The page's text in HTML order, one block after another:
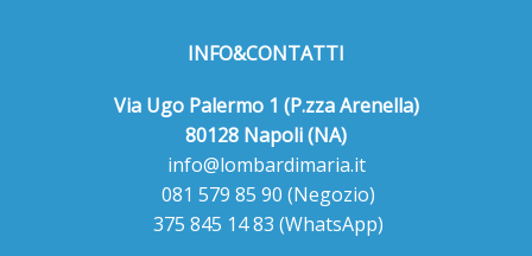
INFO&CONTATTI
Via Ugo Palermo 1 (P.zza Arenella)
80128 Napoli (NA)
info@lombardimaria.it
081 579 85 90 (Negozio)
375 845 14 83 (WhatsApp)